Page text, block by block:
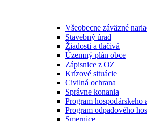
Všeobecne záväzné
Stavebný úrad
Žiadosti a tlačivá
Územný plán obce
Zápisnice z OZ
Krízové situácie
Civilná ochrana
Správne konania
Program hospodárskeho
Program odpadového
Smernice